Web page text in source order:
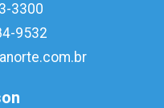
3300
9532